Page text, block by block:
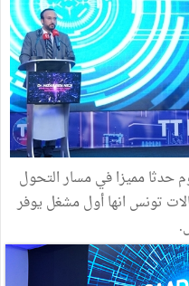
حدثا مميزا في مسار التحول
تونس انها أول مشغل يوفر